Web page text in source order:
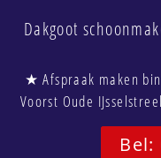
Dakgoot
★ Afspraak maken
Voorst Oude
Bel: